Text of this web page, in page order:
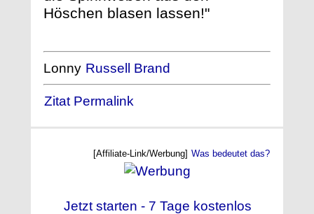
Höschen blasen lassen!"
Lonny Russell Brand
Zitat Permalink
[Affiliate-Link/Werbung] Was bedeutet das?
Jetzt starten - 7 Tage kostenlos